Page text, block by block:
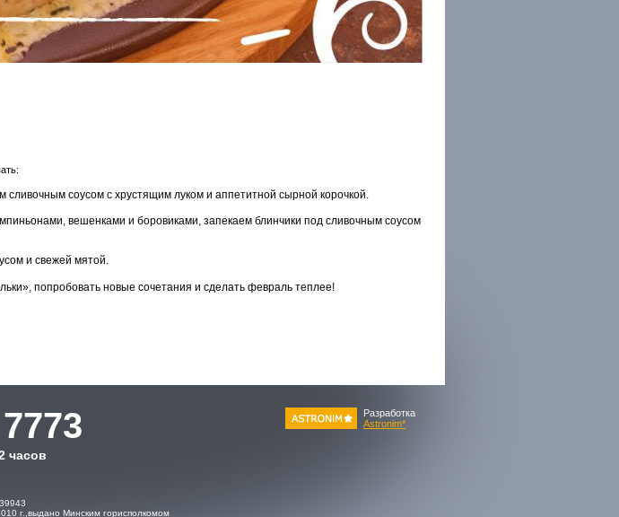
соусом с хрустящим луком и аппетитной сырной корочкой.
вешенками и боровиками, запекаем блинчики под сливочным соусом
и свежей мятой.
попробовать новые сочетания и сделать февраль теплее!
7773
часов
Разработка
Astronim*
г.,выдано Минским горисполкомом